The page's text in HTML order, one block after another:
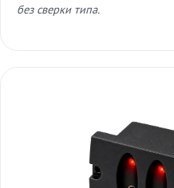
без сверки типа.